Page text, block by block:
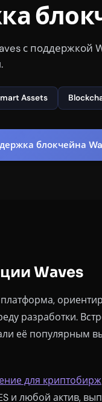
с поддержкой
Assets
блокчейна
Waves
разработки.
её популярным
для криптобирж
и любой актив,